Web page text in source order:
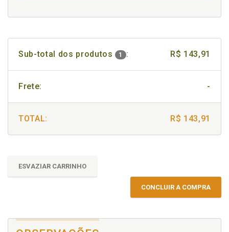
Sub-total dos produtos 1 : R$ 143,91
Frete: -
TOTAL: R$ 143,91
ESVAZIAR CARRINHO
CONCLUIR A COMPRA